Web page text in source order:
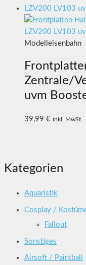
Kategorien
Aquaristik
Cosplay /
Fallout
Sonstiges
Airsoft / Paintball
Modelleisenbahn
Zentrale/
uvm
39,99 € inkl. MwSt.